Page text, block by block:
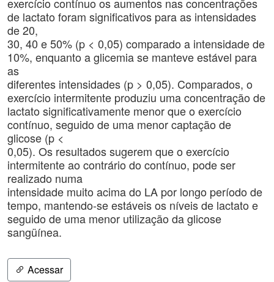
de lactato foram significativos para as intensidades
de 20,
30, 40 e 50% (p < 0,05) comparado a intensidade de
10%, enquanto a glicemia se manteve estável para
as
diferentes intensidades (p > 0,05). Comparados, o
exercício intermitente produziu uma concentração de
lactato significativamente menor que o exercício
contínuo, seguido de uma menor captação de
glicose (p <
0,05). Os resultados sugerem que o exercício
intermitente ao contrário do contínuo, pode ser
realizado numa
intensidade muito acima do LA por longo período de
tempo, mantendo-se estáveis os níveis de lactato e
seguido de uma menor utilização da glicose
sangüínea.
Acessar